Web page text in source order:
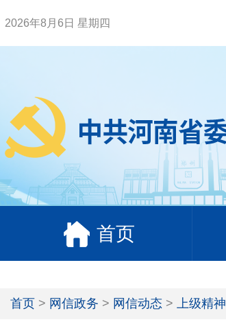
2026年8月6日 星期四
首页
首页 > 网信政务 > 网信动态 > 上级精神